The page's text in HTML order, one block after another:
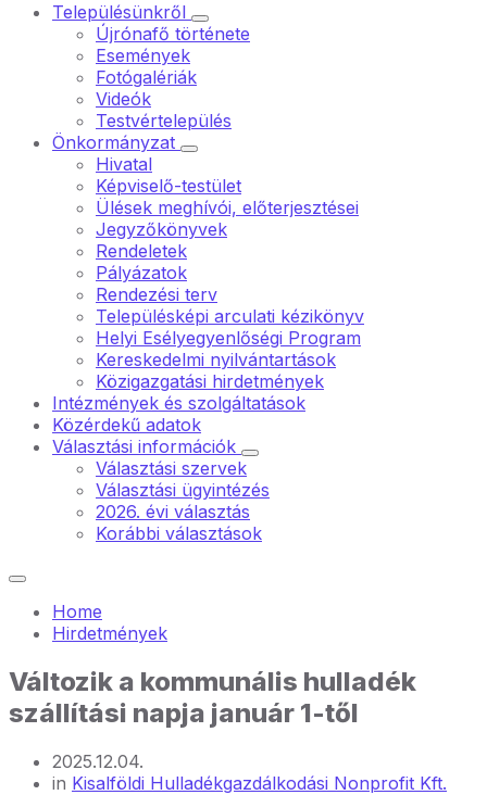
Településünkről
Újrónafő története
Események
Fotógalériák
Videók
Testvértelepülés
Önkormányzat
Hivatal
Képviselő-testület
Ülések meghívói, előterjesztései
Jegyzőkönyvek
Rendeletek
Pályázatok
Rendezési terv
Településképi arculati kézikönyv
Helyi Esélyegyenlőségi Program
Kereskedelmi nyilvántartások
Közigazgatási hirdetmények
Intézmények és szolgáltatások
Közérdekű adatok
Választási információk
Választási szervek
Választási ügyintézés
2026. évi választás
Korábbi választások
Home
Hirdetmények
Változik a kommunális hulladék
szállítási napja január 1-től
2025.12.04.
in Kisalföldi Hulladékgazdálkodási Nonprofit Kft.